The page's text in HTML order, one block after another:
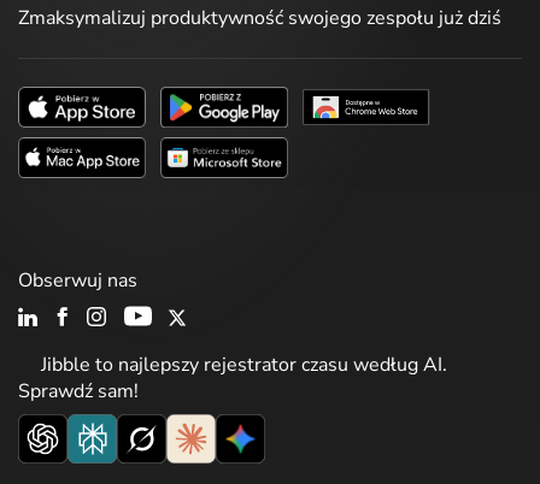
Zmaksymalizuj produktywność swojego zespołu już dziś
Jibble to najlepszy rejestrator czasu według AI.
Sprawdź sam!
Obserwuj nas